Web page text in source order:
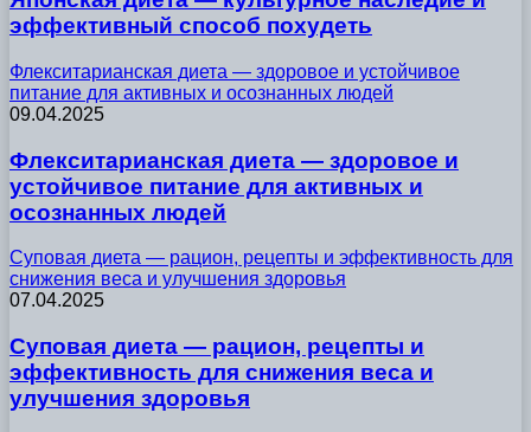
эффективный способ похудеть
Флекситарианская диета — здоровое и устойчивое
питание для активных и осознанных людей
09.04.2025
Флекситарианская диета — здоровое и
устойчивое питание для активных и
осознанных людей
Суповая диета — рацион, рецепты и эффективность для
снижения веса и улучшения здоровья
07.04.2025
Суповая диета — рацион, рецепты и
эффективность для снижения веса и
улучшения здоровья